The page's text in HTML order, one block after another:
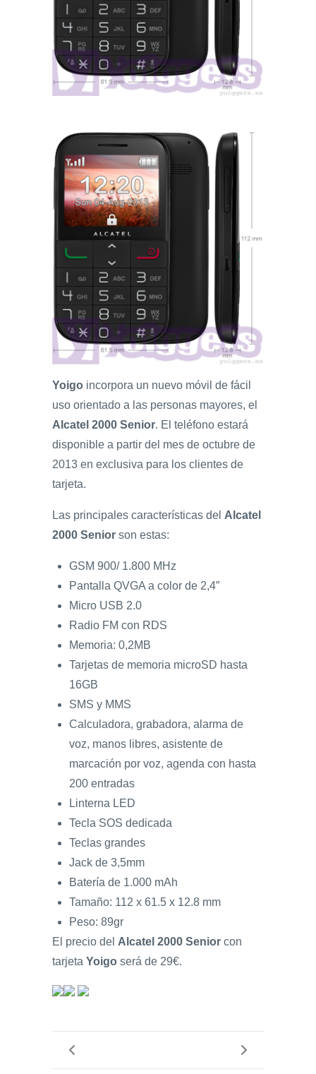
Yoigo incorpora un nuevo móvil de fácil
uso orientado a las personas mayores, el
Alcatel 2000 Senior. El teléfono estará
disponible a partir del mes de octubre de
2013 en exclusiva para los clientes de
tarjeta.
Las principales características del Alcatel
2000 Senior son estas:
GSM 900/ 1.800 MHz
Pantalla QVGA a color de 2,4”
Micro USB 2.0
Radio FM con RDS
Memoria: 0,2MB
Tarjetas de memoria microSD hasta
16GB
SMS y MMS
Calculadora, grabadora, alarma de
voz, manos libres, asistente de
marcación por voz, agenda con hasta
200 entradas
Linterna LED
Tecla SOS dedicada
Teclas grandes
Jack de 3,5mm
Batería de 1.000 mAh
Tamaño: 112 x 61.5 x 12.8 mm
Peso: 89gr
El precio del Alcatel 2000 Senior con
tarjeta Yoigo será de 29€.